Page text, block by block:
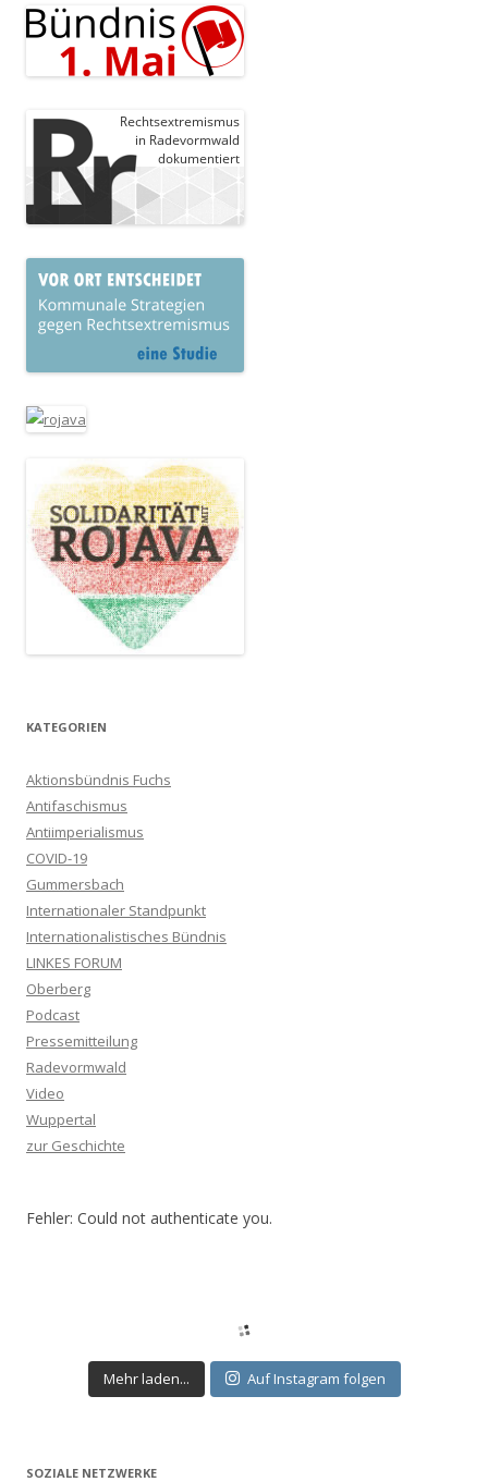
KATEGORIEN
Aktionsbündnis Fuchs
Antifaschismus
Antiimperialismus
COVID-19
Gummersbach
Internationaler Standpunkt
Internationalistisches Bündnis
LINKES FORUM
Oberberg
Podcast
Pressemitteilung
Radevormwald
Video
Wuppertal
zur Geschichte
Fehler: Could not authenticate you.
Mehr laden... Auf Instagram folgen
SOZIALE NETZWERKE